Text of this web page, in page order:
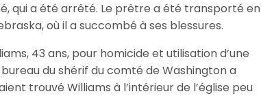
qui a été arrêté. Le prêtre a été transporté en
où il a succombé à ses blessures.
43 ans, pour homicide et utilisation d’une
du shérif du comté de Washington a
trouvé Williams à l’intérieur de l’église peu